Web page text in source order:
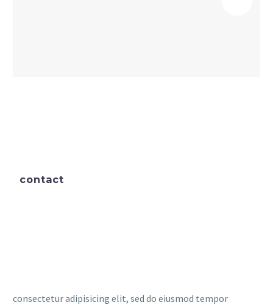
contact
consectetur adipisicing elit, sed do eiusmod tempor